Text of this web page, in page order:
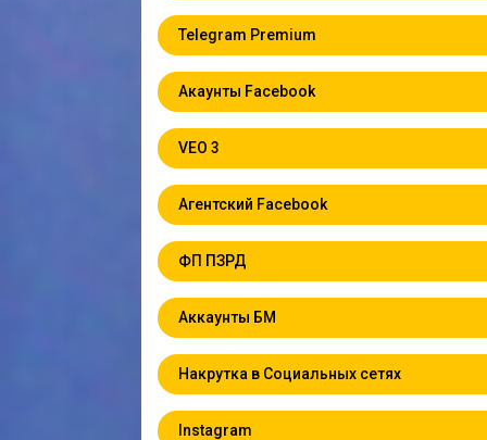
Telegram Premium
Акаунты Facebook
VEO 3
Агентский Facebook
ФП ПЗРД
Аккаунты БМ
Накрутка в Социальных сетях
Instagram